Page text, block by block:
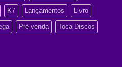
K7 Lançamentos Livro
Pré-venda Toca Discos